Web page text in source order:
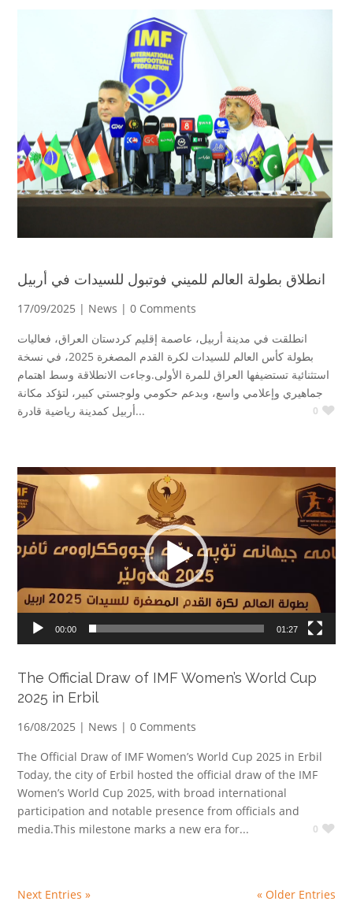
انطلاق بطولة العالم للميني فوتبول للسيدات في أربيل
17/09/2025 | News | 0 Comments
انطلقت في مدينة أربيل، عاصمة إقليم كردستان العراق، فعاليات
بطولة كأس العالم للسيدات لكرة القدم المصغرة 2025، في نسخة
استثنائية تستضيفها العراق للمرة الأولى.وجاءت الانطلاقة وسط اهتمام
جماهيري وإعلامي واسع، وبدعم حكومي ولوجستي كبير، لتؤكد مكانة
أربيل كمدينة رياضية قادرة...
0
Video
Player
00:00 01:27
The Official Draw of IMF Women’s World Cup
2025 in Erbil
16/08/2025 | News | 0 Comments
The Official Draw of IMF Women’s World Cup 2025 in Erbil
Today, the city of Erbil hosted the official draw of the IMF
Women’s World Cup 2025, with broad international
participation and notable presence from officials and
media.This milestone marks a new era for...
0
« Older Entries
Next Entries »